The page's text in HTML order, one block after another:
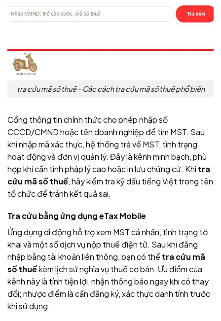
tra cứu mã số thuế – Các cách tra cứu mã số thuế phổ biến
Cổng thông tin chính thức cho phép nhập số
CCCD/CMND hoặc tên doanh nghiệp để tìm MST. Sau
khi nhập mã xác thực, hệ thống trả về MST, tình trạng
hoạt động và đơn vị quản lý. Đây là kênh minh bạch, phù
hợp khi cần tính pháp lý cao hoặc in lưu chứng cứ. Khi tra
cứu mã số thuế, hãy kiểm tra kỹ dấu tiếng Việt trong tên
tổ chức để tránh kết quả sai.
Tra cứu bằng ứng dụng eTax Mobile
Ứng dụng di động hỗ trợ xem MST cá nhân, tình trạng tờ
khai và một số dịch vụ nộp thuế điện tử. Sau khi đăng
nhập bằng tài khoản liên thông, bạn có thể tra cứu mã
số thuếkèm lịch sử nghĩa vụ thuế cơ bản. Ưu điểm của
kênh này là tính tiện lợi, nhận thông báo ngay khi có thay
đổi; nhược điểm là cần đăng ký, xác thực danh tính trước
khi sử dụng.